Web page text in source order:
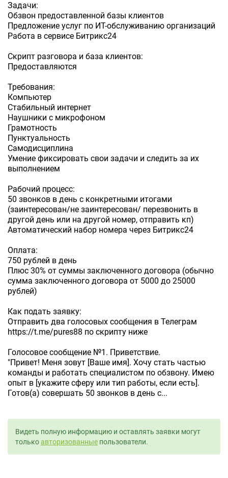
Задачи:
Обзвон предоставленной базы клиентов
Предложение услуг по ИТ-обслуживанию организаций
Работа в сервисе Битрикс24
Скрипт разговора и база клиентов:
Предоставляются
Требования:
Компьютер
Стабильный интернет
Наушники с микрофоном
Грамотность
Пунктуальность
Самодисциплина
Умение фиксировать свои задачи и следить за их
выполнением
Рабочий процесс:
50 звонков в день с конкретными итогами
(заинтересован/не заинтересован/ перезвонить в
другой день или на другой номер, отправить кп)
Автоматический набор номера через Битрикс24
Оплата:
750 рублей в день
Плюс 30% от суммы заключенного договора (обычно
сумма заключенного договора от 5000 до 25000
рублей)
Как подать заявку:
Отправить два голосовых сообщения в Телеграм
https://t.me/pures88 по скрипту ниже
Голосовое сообщение №1. Приветствие.
"Привет! Меня зовут [Ваше имя]. Хочу стать частью
команды и работать специалистом по обзвону. Имею
опыт в [укажите сферу или тип работы, если есть].
Готов(а) совершать 50 звонков в день с...
Видеть полную информацию и оставлять заявки могут
толькоавторизованные пользователи.